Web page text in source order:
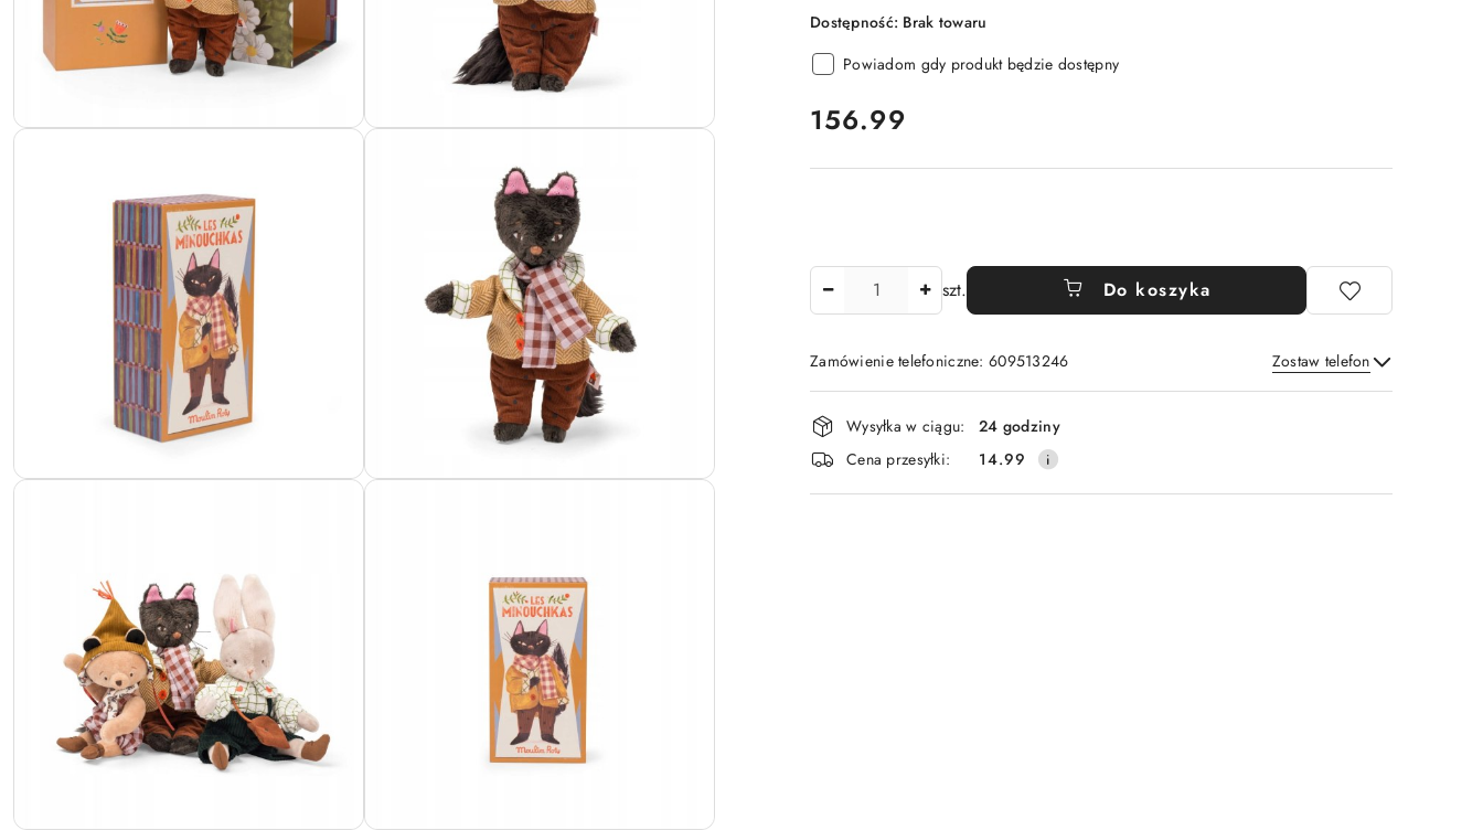
Dostępność: Brak towaru
Powiadom gdy produkt będzie dostępny
cena:
156.99
szt. Do koszyka
Zamówienie telefoniczne: 609513246 Zostaw telefon
Wyślij
Dostępność
i
dostawa
Wysyłka w ciągu:
24 godziny
Cena przesyłki:
14.99